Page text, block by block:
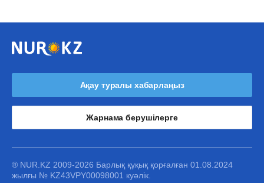
Ақау туралы хабарлаңыз
Жарнама берушілерге
® NUR.KZ 2009-2026 Барлық құқық қорғалған 01.08.2024
жылғы № KZ43VPY00098001 куәлік.